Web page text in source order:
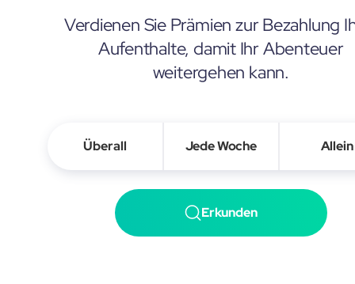
Verdienen Sie Prämien zur Bezahlung
Aufenthalte, damit Ihr Abenteuer
weitergehen kann.
Überall Jede Woche Allein
Erkunden